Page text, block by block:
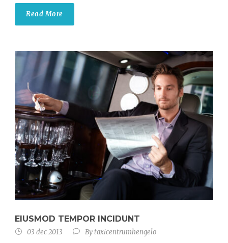
Read More
EIUSMOD TEMPOR INCIDUNT
03 dec 2013 Bytaxicentrumhengelo